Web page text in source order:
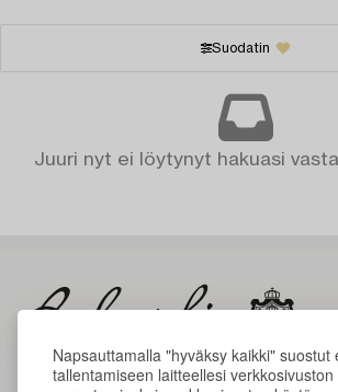
Napsauttamalla "hyväksy kaikki" suostut
tallentamiseen laitteellesi
Suodatin
Juuri nyt ei löytynyt hakuasi